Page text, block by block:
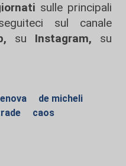
sulle principali
sul canale
su Instagram, su
de micheli
caos